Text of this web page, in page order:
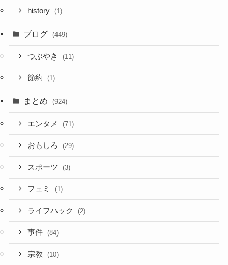
history (1)
ブログ (449)
つぶやき (11)
節約 (1)
まとめ (924)
エンタメ (71)
おもしろ (29)
スポーツ (3)
フェミ (1)
ライフハック (2)
事件 (84)
宗教 (10)